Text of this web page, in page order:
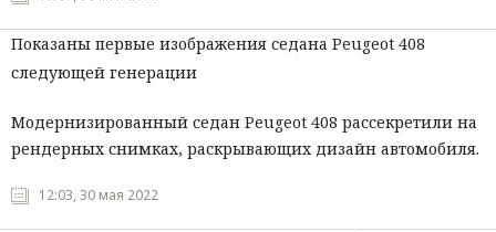
Показаны первые изображения седана Peugeot 408
следующей генерации
Модернизированный седан Peugeot 408 рассекретили на
рендерных снимках, раскрывающих дизайн автомобиля.
12:03, 30 мая 2022